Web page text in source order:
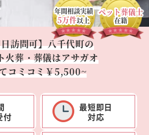
年間相談実績
5万件以上
ペット葬儀士
在籍
訪問可】八千代町の
火葬・葬儀はアサガオ
コミコミ￥5,500~
付
最短即日
対応